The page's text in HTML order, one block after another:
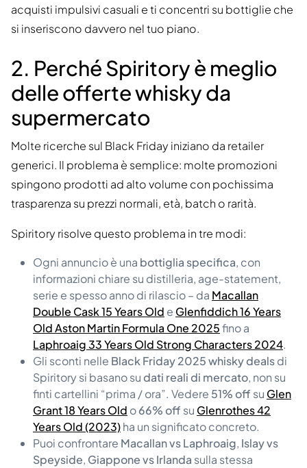
acquisti impulsivi casuali e ti concentri su bottiglie che
si inseriscono davvero nel tuo piano.
2. Perché Spiritory è meglio
delle offerte whisky da
supermercato
Molte ricerche sul Black Friday iniziano da retailer
generici. Il problema è semplice: molte promozioni
spingono prodotti ad alto volume con pochissima
trasparenza su prezzi normali, età, batch o rarità.
Spiritory risolve questo problema in tre modi:
Ogni annuncio è una bottiglia specifica, con
informazioni chiare su distilleria, age-statement,
serie e spesso anno di rilascio – da Macallan
Double Cask 15 Years Old e Glenfiddich 16 Years
Old Aston Martin Formula One 2025fino a
Laphroaig 33 Years Old Strong Characters 2024.
Gli sconti nelle Black Friday 2025 whisky dealsdi
Spiritory si basano sudati reali di mercato, non su
finti cartellini “prima / ora”. Vedere 51% off su Glen
Grant 18 Years Old o66% off su Glenrothes 42
Years Old (2023)ha un significato concreto.
Puoi confrontare Macallan vs Laphroaig, Islay vs
Speyside, Giappone vs Irlanda sulla stessa